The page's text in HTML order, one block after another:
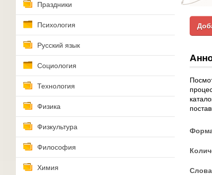
Праздники
Психология
Русский язык
Социология
Технология
Физика
Физкультура
Философия
Химия Слова